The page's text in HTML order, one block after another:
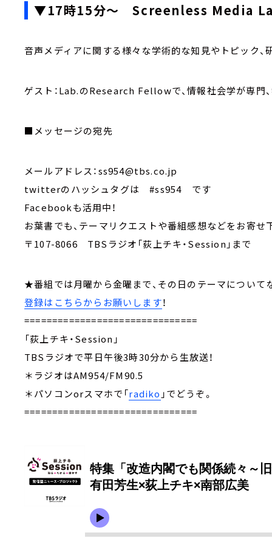
▼17時15分～ Screenless Media
音声メディアに関する様々な学術的な知見やトピック、
ゲスト：Lab.のResearch Fellowで、情報社会学が専門
■メッセージの宛先
メールアドレス：ss954@tbs.co.jp
twitterのハッシュタグは #ss954 です
Facebookも活用中！
お葉書でも、テーマリクエストや番組感想などをお
〒107-8066 TBSラジオ「荻上チキ・Session」まで
★番組では月曜から金曜まで、その日のテーマにつ
登録はこちらからお願いします！
===============================
「荻上チキ・Session」
TBSラジオで平日午後3時30分から生放送！
＊ラジオはAM954/FM90.5
＊パソコンorスマホで「radiko 」でどうぞ。
===============================